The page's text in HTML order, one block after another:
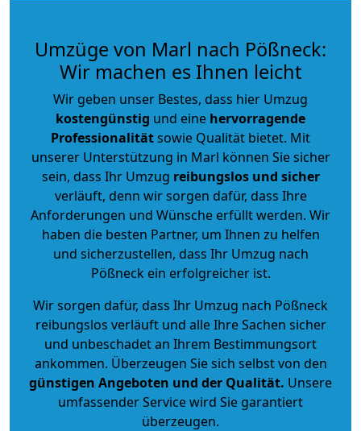
Umzüge von Marl nach Pößneck:
Wir machen es Ihnen leicht
Wir geben unser Bestes, dass hier Umzug
kostengünstig und eine hervorragende
Professionalitätsowie Qualität bietet. Mit
unserer Unterstützung in Marl können Sie sicher
sein, dass Ihr Umzug reibungslos und sicher
verläuft, denn wir sorgen dafür, dass Ihre
Anforderungen und Wünsche erfüllt werden. Wir
haben die besten Partner, um Ihnen zu helfen
und sicherzustellen, dass Ihr Umzug nach
Pößneck ein erfolgreicher ist.
Wir sorgen dafür, dass Ihr Umzug nach Pößneck
reibungslos verläuft und alle Ihre Sachen sicher
und unbeschadet an Ihrem Bestimmungsort
ankommen. Überzeugen Sie sich selbst von den
günstigen Angeboten und der Qualität. Unsere
umfassender Service wird Sie garantiert
überzeugen.